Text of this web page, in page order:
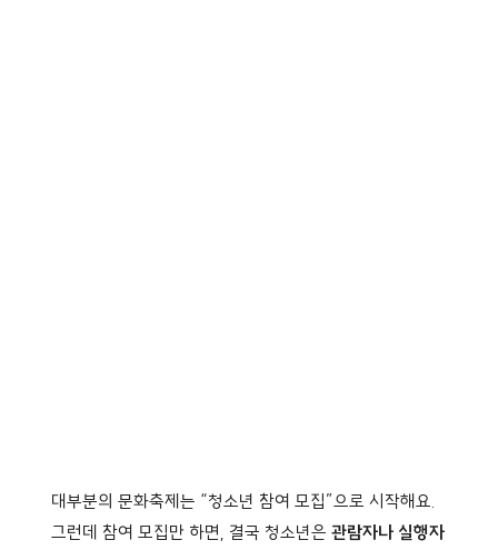
대부분의 문화축제는 “청소년 참여 모집”으로 시작해요.
그런데 참여 모집만 하면, 결국 청소년은 관람자나 실행자